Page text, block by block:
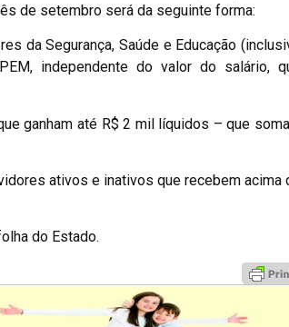
de setembro será da seguinte forma:
da Segurança, Saúde e Educação
independente do valor do salário,
ganham até R$ 2 mil líquidos – que
ativos e inativos que recebem acima
do Estado.